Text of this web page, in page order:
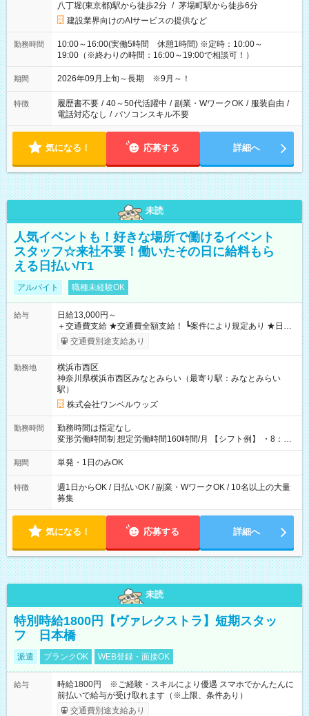
八丁堀(東京都)駅から徒歩2分 / 茅場町駅から徒歩6分
建設業界向けのAIサービスの提供など
勤務時間
10:00～16:00(実働5時間 休憩1時間) ※定時：10:00～
19:00（※終わりの時間：16:00～19:00で相談可！）
期間 2026年09月上旬～長期 ※9月～！
特徴 履歴書不要 / 40～50代活躍中 / 副業・WワークOK / 服装自由 /
電話対応なし / パソコンスキル不要
気になる！ 応募する 詳細へ
未読
人気イベントも！好きな場所で働けるイベント
スタッフ☆来社不要！働いたその日に給料もら
える日払い/T1
アルバイト 職種未経験OK
給与
日給13,000円～
＋交通費支給 ★交通費全額支給！ ┗案件により規定あり ★日払
いOK！（規定あり） ┗働いたその日に現金GET♪ お仕事後はコ
ンビニATMから 日払い分を引き落とせます！ 【試用期間】試
交通費別途支給あり
勤務地
横浜市西区
神奈川県横浜市西区みなとみらい（最寄り駅：みなとみらい
駅）
株式会社ワンベルウッズ
勤務時間
勤務時間は指定なし
変形労働時間制 想定労働時間160時間/月 【シフト例】 ・8：00
～21：00
期間 単発・1日のみOK
特徴
週1日からOK / 日払いOK / 副業・WワークOK / 10名以上の大量
募集
気になる！ 応募する 詳細へ
未読
特別時給1800円【ヴァレクストラ】短期スタッ
フ 日本橋
派遣 ブランクOK WEB登録・面接OK
給与
時給1800円 ※ご経験・スキルにより優遇 スマホでかんたんに
前払いで給与が受け取れます（※上限、条件あり）
交通費別途支給あり